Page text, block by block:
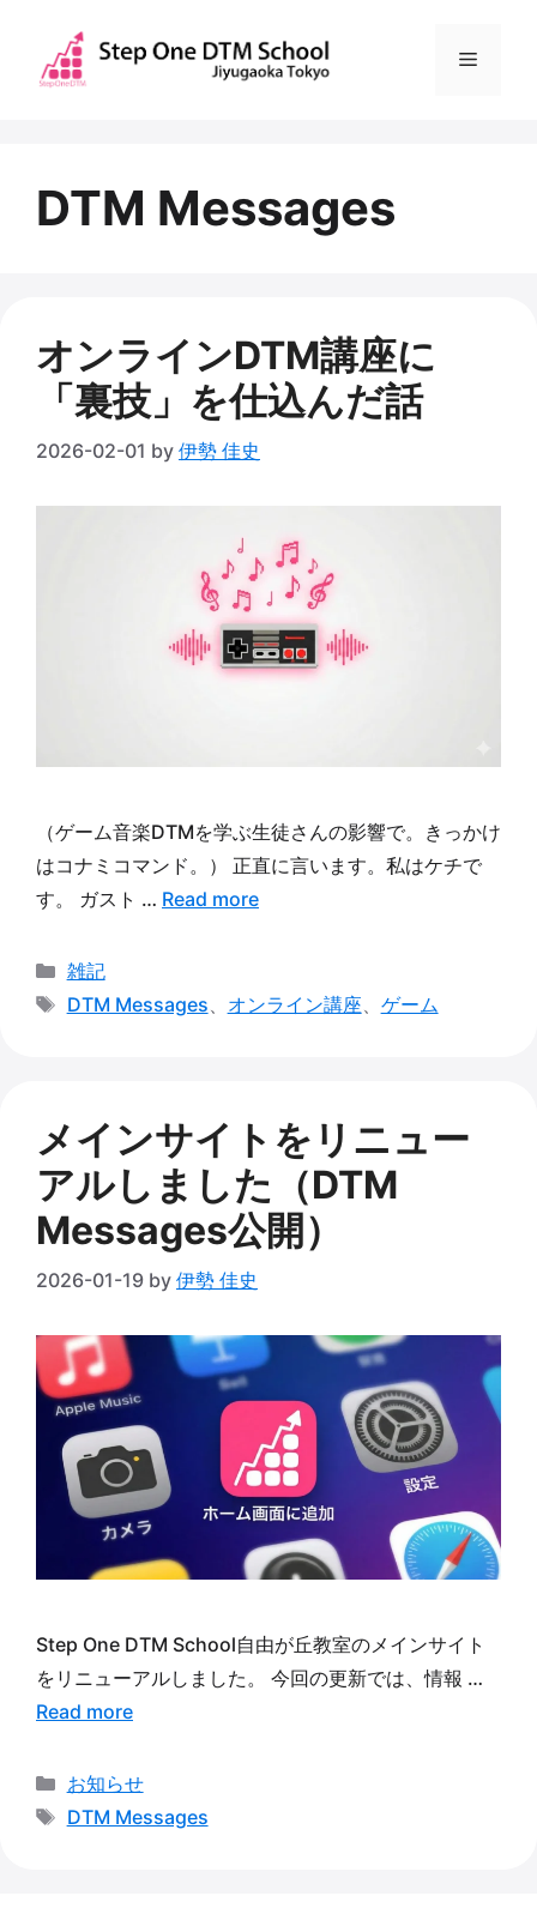
メ
DTM Messages
オンラインDTM講座に
「裏技」を仕込んだ話
2026-02-01 by 伊勢 佳史
（ゲーム音楽DTMを学ぶ生徒さんの影響で。きっかけ
はコナミコマンド。） 正直に言います。私はケチで
す。 ガスト … Read more
カ
テ
雑記
タ
DTM Messages、 オンライン講座、 ゲーム
メインサイトをリニュー
アルしました（DTM
Messages公開）
2026-01-19 by 伊勢 佳史
Step One DTM School自由が丘教室のメインサイト
をリニューアルしました。 今回の更新では、情報 …
Read more
カ
テ
お知らせ
タ
DTM Messages